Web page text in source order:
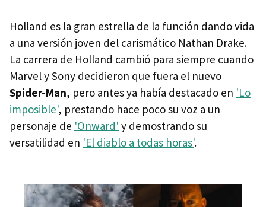
Holland es la gran estrella de la función dando vida
a una versión joven del carismático Nathan Drake.
La carrera de Holland cambió para siempre cuando
Marvel y Sony decidieron que fuera el nuevo
Spider-Man, pero antes ya había destacado en 'Lo
imposible', prestando hace poco su voz a un
personaje de 'Onward' y demostrando su
versatilidad en 'El diablo a todas horas'.